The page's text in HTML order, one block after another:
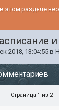
этом разделе
2018, 13:04:55 в
Страница 1 из 2